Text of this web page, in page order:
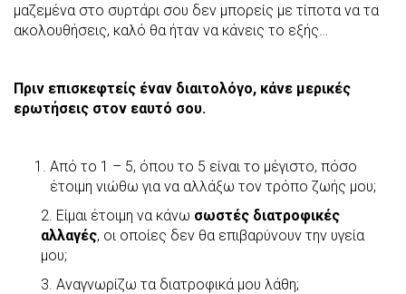
μαζεμένα στο συρτάρι σου δεν μπορείς με τίποτα να τα
ακολουθήσεις, καλό θα ήταν να κάνεις το εξής…
Πριν επισκεφτείς έναν διαιτολόγο, κάνε μερικές
ερωτήσεις στον εαυτό σου.
Από το 1 – 5, όπου το 5 είναι το μέγιστο, πόσο
έτοιμη νιώθω για να αλλάξω τον τρόπο ζωής μου;
2. Είμαι έτοιμη να κάνω σωστές διατροφικές
αλλαγές, οι οποίες δεν θα επιβαρύνουν την υγεία
μου;
3. Αναγνωρίζω τα διατροφικά μου λάθη;